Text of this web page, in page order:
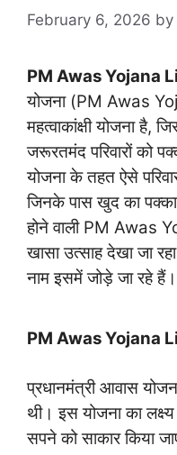
February 6, 2026 by
PM Awas Yojana
योजना (PM Awas
महत्वाकांक्षी योजना है,
जरूरतमंद परिवारों को
योजना के तहत ऐसे
जिनके पास खुद का पक्का
होने वाली PM Awas
खासा उत्साह देखा जा
नाम इसमें जोड़े जा रहे हैं।
PM Awas Yojana
प्रधानमंत्री आवास
थी। इस योजना का
सपने को साकार किया